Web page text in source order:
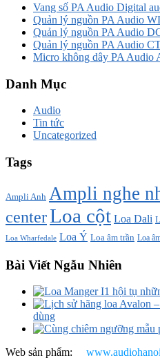
Vang số PA Audio Digital
Quản lý nguồn PA Audio
Quản lý nguồn PA Audio
Quản lý nguồn PA Audio
Micro không dây PA Audio
Danh Mục
Audio
Tin tức
Uncategorized
Tags
Ampli Anh Ampli nghe
centerLoa cột Loa Dali
Loa Wharfedale Loa Ý Loa âm trần Loa
Bài Viết Ngẫu Nhiên
dùng
Web sản phẩm: